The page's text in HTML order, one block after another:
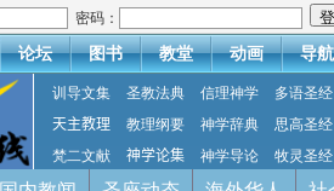
密码：
论坛 图书 教堂 动画 导航
训导文集 圣教法典 信理神学
多语圣经
天主教理
教理纲要 神学辞典
思高圣经
梵二文献
神学论集 神学导论 牧灵圣经